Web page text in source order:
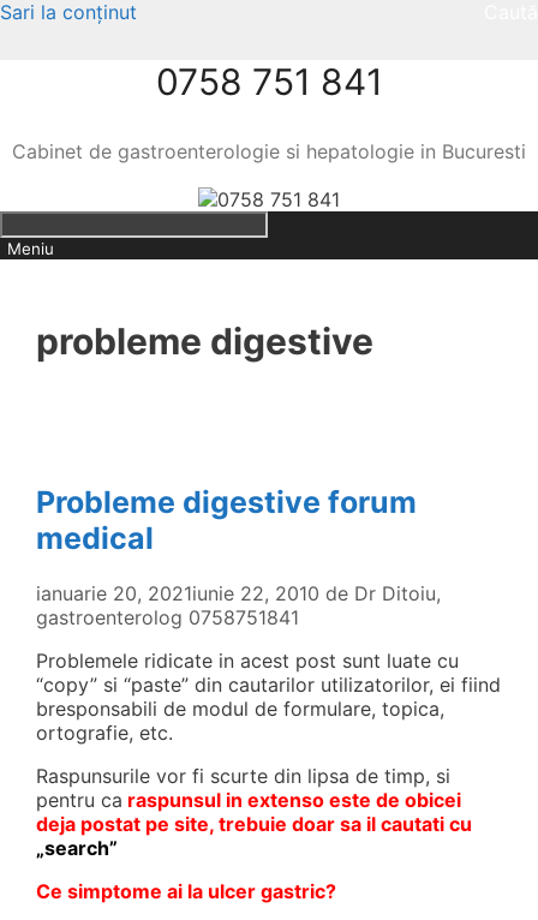
Sari la conținut
0758 751 841
Cabinet de gastroenterologie si hepatologie in Bucuresti
Meniu
probleme digestive
Probleme digestive forum
medical
ianuarie 20, 2021iunie 22, 2010 de Dr Ditoiu,
gastroenterolog 0758751841
Problemele ridicate in acest post sunt luate cu
“copy” si “paste” din cautarilor utilizatorilor, ei fiind
bresponsabili de modul de formulare, topica,
ortografie, etc.
Raspunsurile vor fi scurte din lipsa de timp, si
pentru ca raspunsul in extenso este de obicei
deja postat pe site, trebuie doar sa il cautati cu
„search”
Ce simptome ai la ulcer gastric?